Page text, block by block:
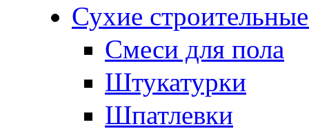
Сухие
Смеси для пола
Штукатурки
Шпатлевки